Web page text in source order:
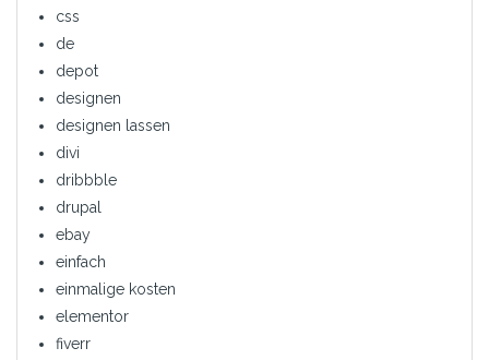
css
de
depot
designen
designen lassen
divi
dribbble
drupal
ebay
einfach
einmalige kosten
elementor
fiverr